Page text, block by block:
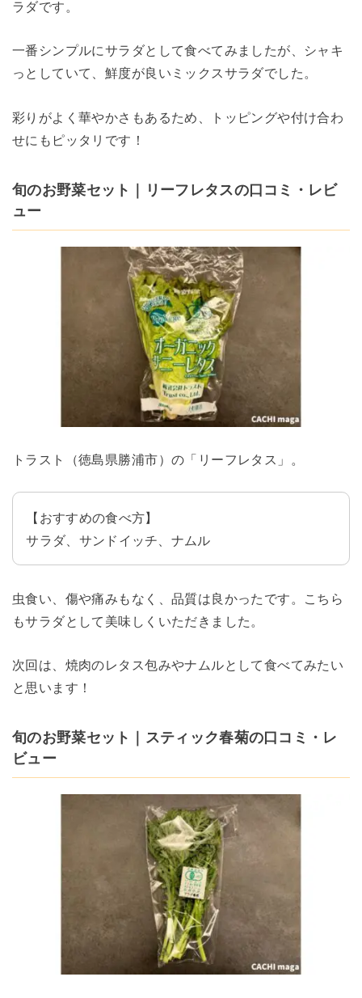
ラダです。
一番シンプルにサラダとして食べてみましたが、シャキ
っとしていて、鮮度が良いミックスサラダでした。
彩りがよく華やかさもあるため、トッピングや付け合わ
せにもピッタリです！
旬のお野菜セット｜リーフレタスの口コミ・レビ
ュー
トラスト（徳島県勝浦市）の「リーフレタス」。
【おすすめの食べ方】
サラダ、サンドイッチ、ナムル
虫食い、傷や痛みもなく、品質は良かったです。こちら
もサラダとして美味しくいただきました。
次回は、焼肉のレタス包みやナムルとして食べてみたい
と思います！
旬のお野菜セット｜スティック春菊の口コミ・レ
ビュー